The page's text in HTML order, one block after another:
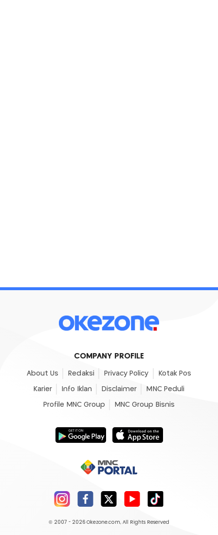
COMPANY PROFILE
About Us Redaksi Privacy Policy Kotak Pos
Karier Info Iklan Disclaimer MNC Peduli
Profile MNC Group MNC Group Bisnis
© 2007 - 2026 Okezone.com, All Rights Reserved